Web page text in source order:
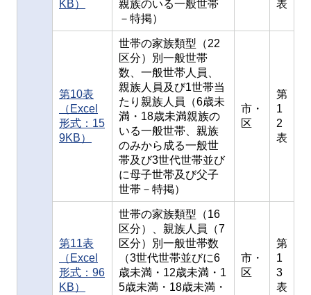
KB）
親族のいる一般世帯
－特掲）
表
第10表
（Excel
形式：15
9KB）
世帯の家族類型（22
区分）別一般世帯
数、一般世帯人員、
親族人員及び1世帯当
たり親族人員（6歳未
満・18歳未満親族の
いる一般世帯、親族
のみから成る一般世
帯及び3世代世帯並び
に母子世帯及び父子
世帯－特掲）
市・
区
第
1
2
表
第11表
（Excel
形式：96
KB）
世帯の家族類型（16
区分）、親族人員（7
区分）別一般世帯数
（3世代世帯並びに6
歳未満・12歳未満・1
5歳未満・18歳未満・
市・
区
第
1
3
表